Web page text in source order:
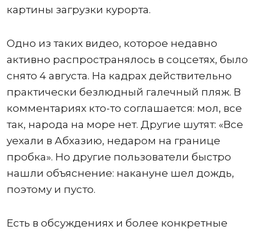
картины загрузки курорта.
Одно из таких видео, которое недавно
активно распространялось в соцсетях, было
снято 4 августа. На кадрах действительно
практически безлюдный галечный пляж. В
комментариях кто-то соглашается: мол, все
так, народа на море нет. Другие шутят: «Все
уехали в Абхазию, недаром на границе
пробка». Но другие пользователи быстро
нашли объяснение: накануне шел дождь,
поэтому и пусто.
Есть в обсуждениях и более конкретные